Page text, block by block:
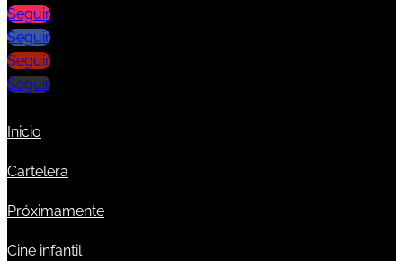
Seguir
Seguir
Seguir
Seguir
Inicio
Cartelera
Próximamente
Cine infantil